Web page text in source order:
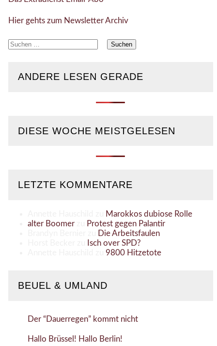
Hier gehts zum Newsletter Archiv
Suchen
ANDERE LESEN GERADE
DIESE WOCHE MEISTGELESEN
LETZTE KOMMENTARE
Marokkos dubiose Rolle
alter Boomerzu
Protest gegen Palantir
Die Arbeitsfaulen
Isch over SPD?
9800 Hitzetote
BEUEL & UMLAND
Der “Dauerregen” kommt nicht
Hallo Brüssel! Hallo Berlin!